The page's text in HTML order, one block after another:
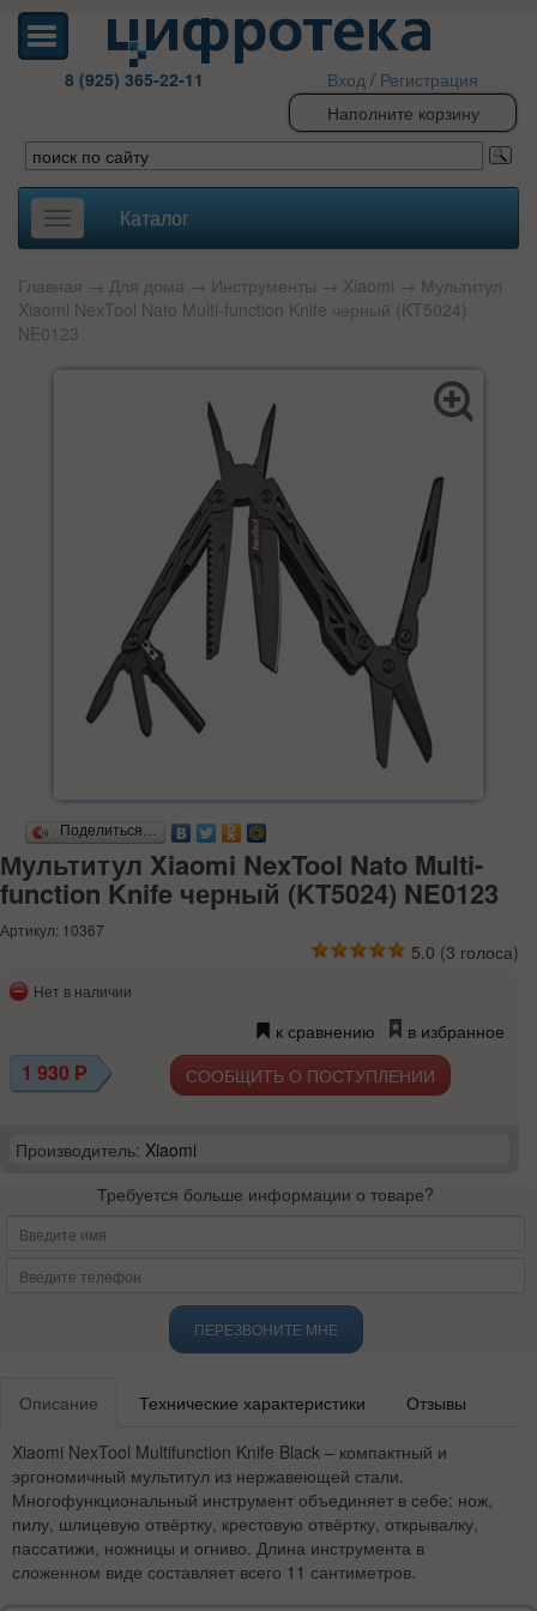
8 (925) 365-22-11 Вход / Регистрация
Наполните корзину
Toggle
navigation
Каталог
Главная → Для дома → Инструменты → Xiaomi → Мультитул
Xiaomi NexTool Nato Multi-function Knife черный (KT5024)
NE0123
Поделиться…
Мультитул Xiaomi NexTool Nato Multi-
function Knife черный (KT5024) NE0123
Артикул: 10367
5.0 (3 голоса)
Нет в наличии
к сравнению в избранное
1 930 Р СООБЩИТЬ О ПОСТУПЛЕНИИ
Производитель: Xiaomi
Требуется больше информации о товаре?
ПЕРЕЗВОНИТЕ МНЕ
Описание Технические характеристики Отзывы
Xiaomi NexTool Multifunction Knife Black – компактный и
эргономичный мультитул из нержавеющей стали.
Многофункциональный инструмент объединяет в себе: нож,
пилу, шлицевую отвёртку, крестовую отвёртку, открывалку,
пассатижи, ножницы и огниво. Длина инструмента в
сложенном виде составляет всего 11 сантиметров.